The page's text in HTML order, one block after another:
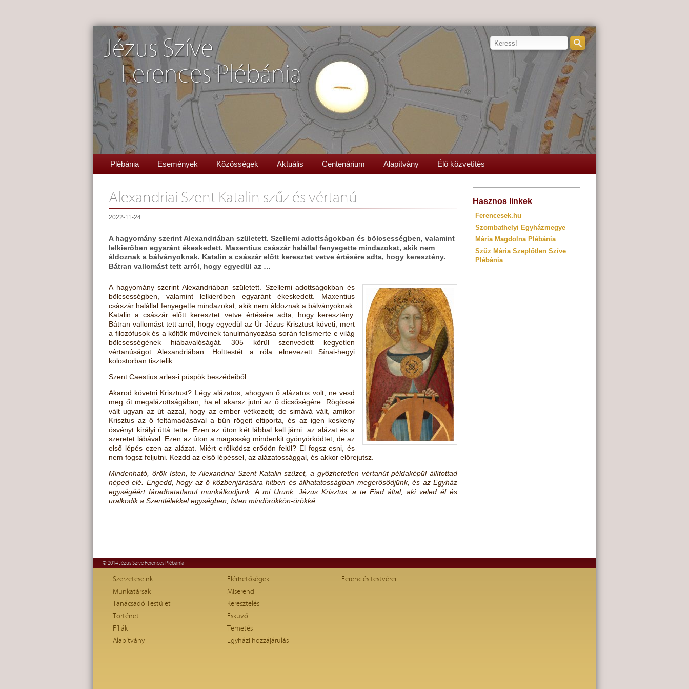
Jézus Szíve
Ferences Plébánia
Plébánia Események Közösségek Aktuális Centenárium Alapítvány Élő közvetítés
Alexandriai Szent Katalin szűz és vértanú
2022-11-24
A hagyomány szerint Alexandriában született. Szellemi adottságokban és bölcsességben, valamint
lelkierőben egyaránt ékeskedett. Maxentius császár halállal fenyegette mindazokat, akik nem
áldoznak a bálványoknak. Katalin a császár előtt keresztet vetve értésére adta, hogy keresztény.
Bátran vallomást tett arról, hogy egyedül az …
A hagyomány szerint Alexandriában született. Szellemi adottságokban és
bölcsességben, valamint lelkierőben egyaránt ékeskedett. Maxentius
császár halállal fenyegette mindazokat, akik nem áldoznak a bálványoknak.
Katalin a császár előtt keresztet vetve értésére adta, hogy keresztény.
Bátran vallomást tett arról, hogy egyedül az Úr Jézus Krisztust követi, mert
a filozófusok és a költők műveinek tanulmányozása során felismerte e világ
bölcsességének hiábavalóságát. 305 körül szenvedett kegyetlen
vértanúságot Alexandriában. Holttestét a róla elnevezett Sínai-hegyi
kolostorban tisztelik.
Szent Caestius arles-i püspök beszédeiből
Akarod követni Krisztust? Légy alázatos, ahogyan ő alázatos volt; ne vesd
meg őt megalázottságában, ha el akarsz jutni az ő dicsőségére. Rögössé
vált ugyan az út azzal, hogy az ember vétkezett; de simává vált, amikor
Krisztus az ő feltámadásával a bűn rögeit eltiporta, és az igen keskeny
ösvényt királyi úttá tette. Ezen az úton két lábbal kell járni: az alázat és a
szeretet lábával. Ezen az úton a magasság mindenkit gyönyörködtet, de az
első lépés ezen az alázat. Miért erőlködsz erődön felül? El fogsz esni, és
nem fogsz feljutni. Kezdd az első lépéssel, az alázatossággal, és akkor előrejutsz.
Mindenható, örök Isten, te Alexandriai Szent Katalin szüzet, a győzhetetlen vértanút példaképül állítottad
néped elé. Engedd, hogy az ő közbenjárására hitben és állhatatosságban megerősödjünk, és az Egyház
egységéért fáradhatatlanul munkálkodjunk. A mi Urunk, Jézus Krisztus, a te Fiad által, aki veled él és
uralkodik a Szentlélekkel egységben, Isten mindörökkön-örökké.
Hasznos linkek
Ferencesek.hu
Szombathelyi Egyházmegye
Mária Magdolna Plébánia
Szűz Mária Szeplőtlen Szíve
Plébánia
© 2014 Jézus Szíve Ferences Plébánia
Szerzeteseink
Munkatársak
Tanácsadó Testület
Történet
Fíliák
Alapítvány
Elérhetőségek
Miserend
Keresztelés
Esküvő
Temetés
Egyházi hozzájárulás
Ferenc és testvérei